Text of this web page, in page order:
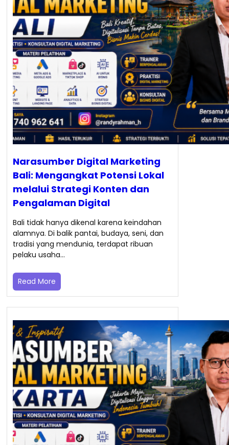
Narasumber Digital Marketing
Bali: Mengangkat Potensi Lokal
melalui Strategi Konten dan
Pengalaman Digital
Bali tidak hanya dikenal karena keindahan
alamnya. Di balik pantai, budaya, seni, dan
tradisi yang mendunia, terdapat ribuan
pelaku usaha…
Read More